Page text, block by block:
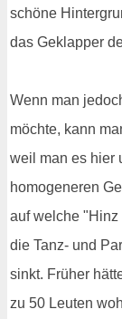
schöne
das Geklapper
Wenn man
möchte, kann
weil man es hier
homogeneren
auf welche
die Tanz- und
sinkt. Früher
zu 50 Leuten